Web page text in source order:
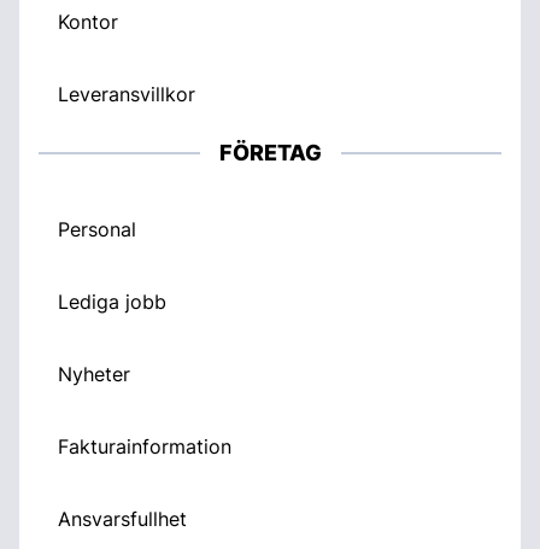
Kontor
Leveransvillkor
FÖRETAG
Personal
Lediga jobb
Nyheter
Fakturainformation
Ansvarsfullhet